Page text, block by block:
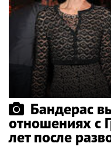
Бандерас
отношениях с
лет после